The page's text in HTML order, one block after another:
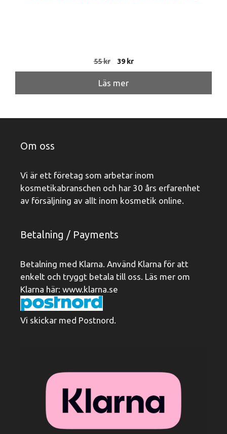
55kr
Det
ursprungliga
priset
var:
39krDet
nuvarande
är:
Läs mer
Om oss
Vi är ett företag som arbetar inom
kosmetikabranschen och har 30 års erfarenhet
av försäljning av allt inom kosmetik online.
Betalning / Payments
Betalning med Klarna. Använd Klarna för att
enkelt och tryggt betala till oss. Läs mer om
Klarna här: www.klarna.se
Vi skickar med Postnord.